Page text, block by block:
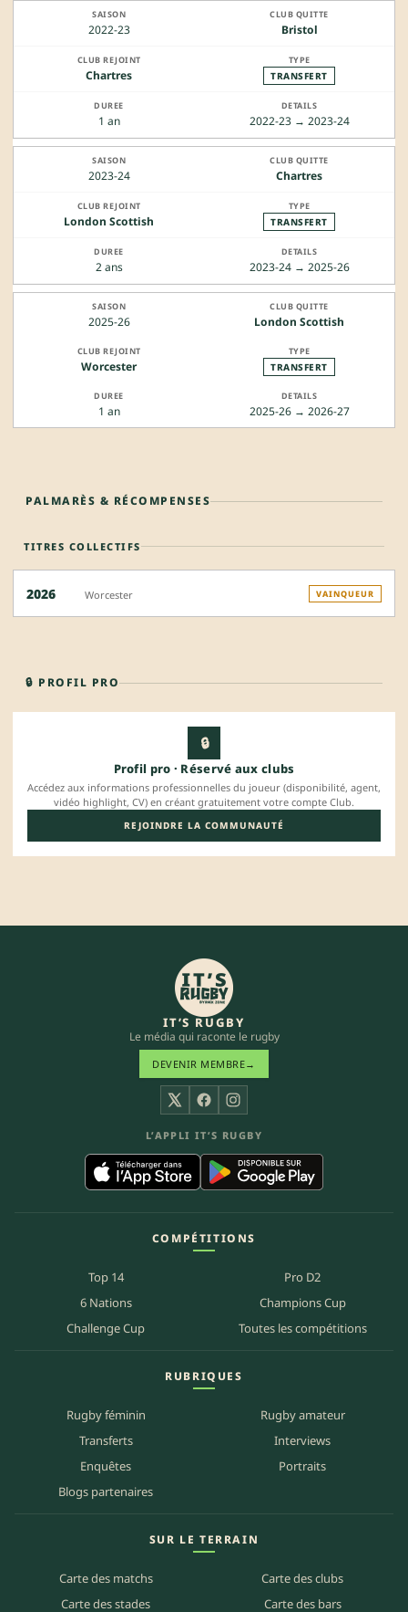
2022-23 Bristol
Chartres TRANSFERT
1 an 2022-23 → 2023-24
2023-24 Chartres
London Scottish TRANSFERT
2 ans 2023-24 → 2025-26
2025-26 London Scottish
Worcester TRANSFERT
1 an 2025-26 → 2026-27
PALMARÈS & RÉCOMPENSES
TITRES COLLECTIFS
2026 Worcester VAINQUEUR
🔒 PROFIL PRO
🔒
Profil pro · Réservé aux clubs
Accédez aux informations professionnelles du joueur (disponibilité, agent,
vidéo highlight, CV) en créant gratuitement votre compte Club.
REJOINDRE LA COMMUNAUTÉ
IT’S RUGBY
Le média qui raconte le rugby
DEVENIR MEMBRE→
X FacebookInstagram
L’APPLI IT’S RUGBY
COMPÉTITIONS
Top 14
Pro D2
6 Nations
Champions Cup
Challenge Cup
Toutes les compétitions
RUBRIQUES
Rugby féminin
Rugby amateur
Transferts
Interviews
Enquêtes
Portraits
Blogs partenaires
SUR LE TERRAIN
Carte des matchs
Carte des clubs
Carte des stades
Carte des bars